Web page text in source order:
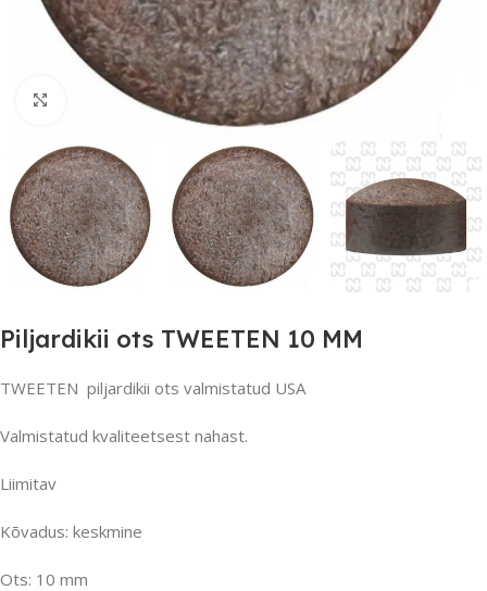
Suurendamiseks klõpsake
Piljardikii ots TWEETEN 10 MM
TWEETEN piljardikii ots valmistatud USA
Valmistatud kvaliteetsest nahast.
Liimitav
Kõvadus: keskmine
Ots: 10 mm